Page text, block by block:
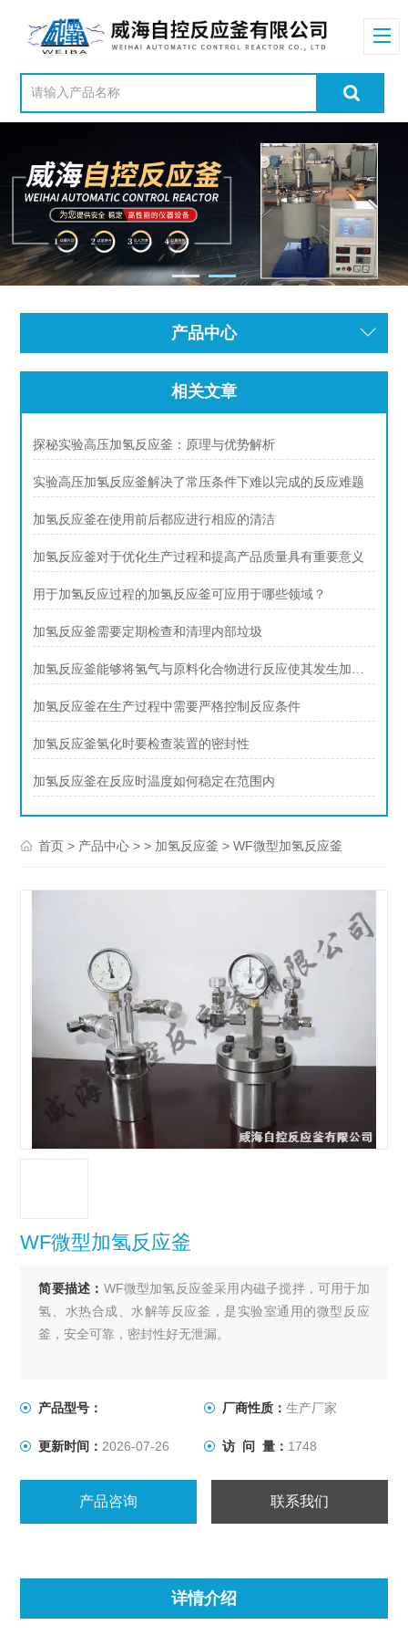
产品中心
相关文章
探秘实验高压加氢反应釜：原理与优势解析
实验高压加氢反应釜解决了常压条件下难以完成的反应难题
加氢反应釜在使用前后都应进行相应的清洁
加氢反应釜对于优化生产过程和提高产品质量具有重要意义
用于加氢反应过程的加氢反应釜可应用于哪些领域？
加氢反应釜需要定期检查和清理内部垃圾
加氢反应釜能够将氢气与原料化合物进行反应使其发生加氢反应
加氢反应釜在生产过程中需要严格控制反应条件
加氢反应釜氢化时要检查装置的密封性
加氢反应釜在反应时温度如何稳定在范围内
首页 > 产品中心 > > 加氢反应釜 > WF微型加氢反应釜
WF微型加氢反应釜
简要描述： WF微型加氢反应釜采用内磁子搅拌，可用于加
氢、水热合成、水解等反应釜，是实验室通用的微型反应
釜，安全可靠，密封性好无泄漏。
产品型号： 厂商性质： 生产厂家
更新时间： 2026-07-26 访 问 量： 1748
产品咨询 联系我们
详情介绍